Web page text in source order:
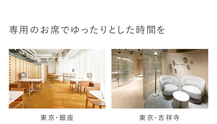
専用のお席でゆったりとした時間を
東京・銀座 東京・吉祥寺